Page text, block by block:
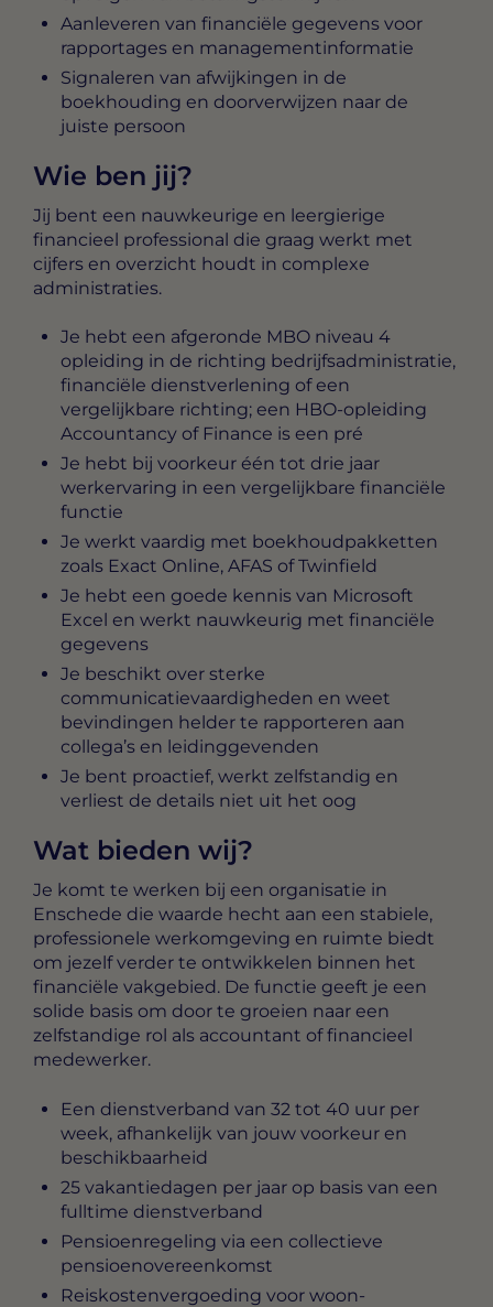
Aanleveren van financiële gegevens voor
rapportages en managementinformatie
Signaleren van afwijkingen in de
boekhouding en doorverwijzen naar de
juiste persoon
Wie ben jij?
Jij bent een nauwkeurige en leergierige
financieel professional die graag werkt met
cijfers en overzicht houdt in complexe
administraties.
Je hebt een afgeronde MBO niveau 4
opleiding in de richting bedrijfsadministratie,
financiële dienstverlening of een
vergelijkbare richting; een HBO-opleiding
Accountancy of Finance is een pré
Je hebt bij voorkeur één tot drie jaar
werkervaring in een vergelijkbare financiële
functie
Je werkt vaardig met boekhoudpakketten
zoals Exact Online, AFAS of Twinfield
Je hebt een goede kennis van Microsoft
Excel en werkt nauwkeurig met financiële
gegevens
Je beschikt over sterke
communicatievaardigheden en weet
bevindingen helder te rapporteren aan
collega’s en leidinggevenden
Je bent proactief, werkt zelfstandig en
verliest de details niet uit het oog
Wat bieden wij?
Je komt te werken bij een organisatie in
Enschede die waarde hecht aan een stabiele,
professionele werkomgeving en ruimte biedt
om jezelf verder te ontwikkelen binnen het
financiële vakgebied. De functie geeft je een
solide basis om door te groeien naar een
zelfstandige rol als accountant of financieel
medewerker.
Een dienstverband van 32 tot 40 uur per
week, afhankelijk van jouw voorkeur en
beschikbaarheid
25 vakantiedagen per jaar op basis van een
fulltime dienstverband
Pensioenregeling via een collectieve
pensioenovereenkomst
Reiskostenvergoeding voor woon-